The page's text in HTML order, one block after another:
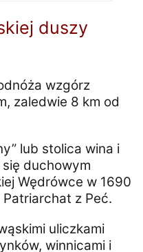
duszy
wzgórz
zaledwie 8 km od
lub stolica wina i
duchowym
Wędrówce w 1690
z Peć.
uliczkami
winnicami i